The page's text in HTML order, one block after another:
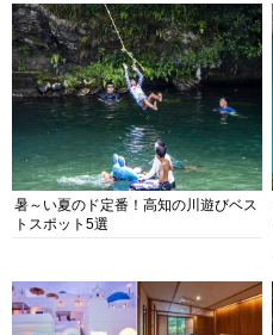
暑～い夏のド定番！高知の川遊びベス
トスポット5選